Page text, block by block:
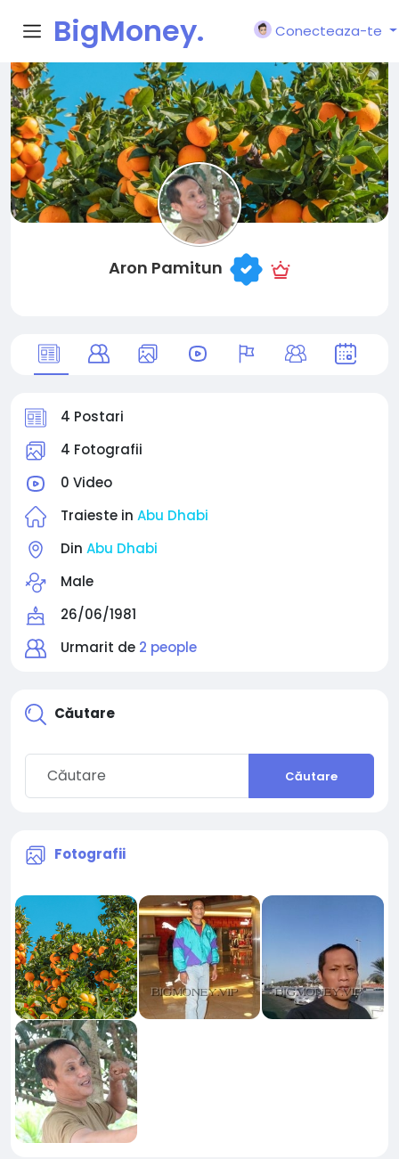
BigMoney.
VIP
Conecteaza-te
Aron Pamitun
4 Postari
4 Fotografii
0 Video
Traieste in Abu Dhabi
Din Abu Dhabi
Male
26/06/1981
Urmarit de 2 people
Căutare
Căutare
Fotografii